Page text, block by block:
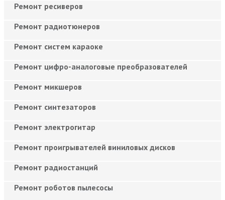
Ремонт ресиверов
Ремонт радиотюнеров
Ремонт систем караоке
Ремонт цифро-аналоговые преобразователей
Ремонт микшеров
Ремонт синтезаторов
Ремонт электрогитар
Ремонт проигрывателей виниловых дисков
Ремонт радиостанций
Ремонт роботов пылесосы